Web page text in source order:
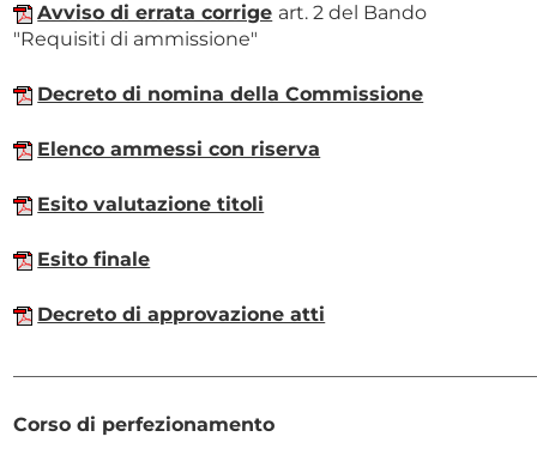
Avviso di errata corrige art. 2 del Bando
"Requisiti di ammissione"
Decreto di nomina della Commissione
Elenco ammessi con riserva
Esito valutazione titoli
Esito finale
Decreto di approvazione atti
Corso di perfezionamento